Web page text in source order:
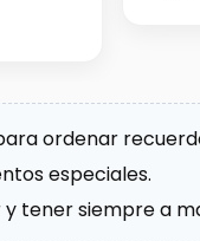
ordenar
especiales.
tener siempre a